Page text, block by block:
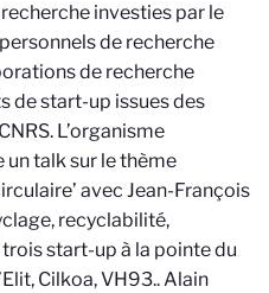
investies par le
de recherche
de recherche
de start-up issues des
L’organisme
talk sur le thème
avec Jean-François
recyclabilité,
start-up à la pointe du
Cilkoa, VH93.. Alain